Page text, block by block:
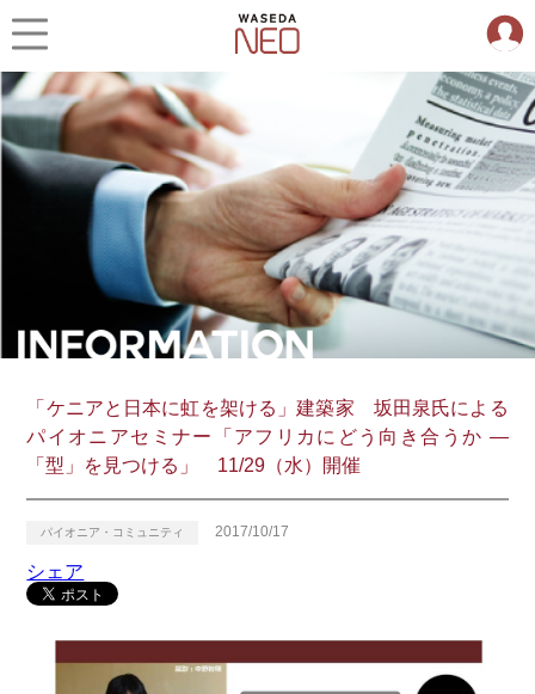
「ケニアと日本に虹を架ける」建築家 坂田泉氏による
パイオニアセミナー「アフリカにどう向き合うか ―
「型」を見つける」 11/29（水）開催
パイオニア・コミュニティ 2017/10/17
シェア